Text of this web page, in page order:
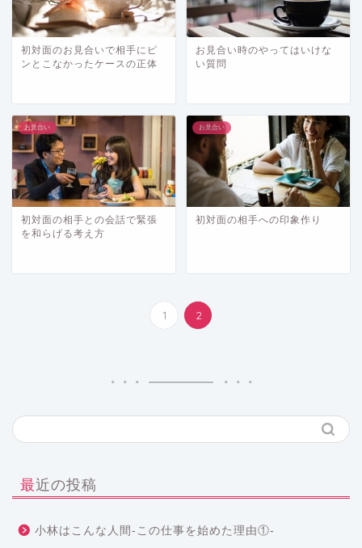
初対面のお見合いで相手にピ
ンとこなかったケースの正体
お見合い時のやってはいけな
い質問
お見合い
初対面の相手との会話で緊張
を和らげる考え方
お見合い
初対面の相手への印象作り
1 2
最近の投稿
小林はこんな人間-この仕事を始めた理由①-